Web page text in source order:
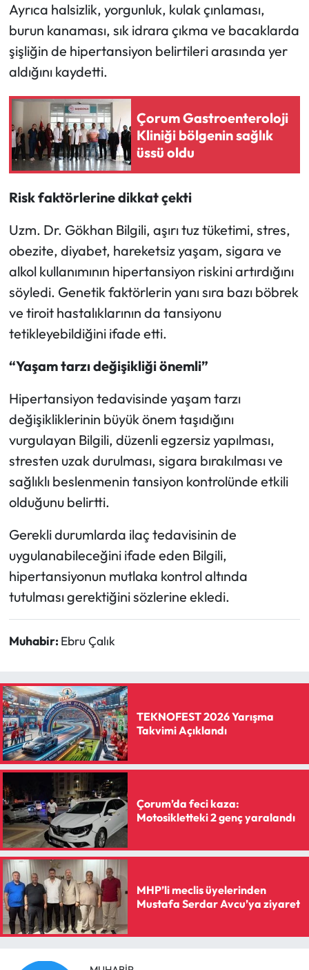
Ayrıca halsizlik, yorgunluk, kulak çınlaması,
burun kanaması, sık idrara çıkma ve bacaklarda
şişliğin de hipertansiyon belirtileri arasında yer
aldığını kaydetti.
Çorum Gastroenteroloji
Kliniği bölgenin sağlık
üssü oldu
Risk faktörlerine dikkat çekti
Uzm. Dr. Gökhan Bilgili, aşırı tuz tüketimi, stres,
obezite, diyabet, hareketsiz yaşam, sigara ve
alkol kullanımının hipertansiyon riskini artırdığını
söyledi. Genetik faktörlerin yanı sıra bazı böbrek
ve tiroit hastalıklarının da tansiyonu
tetikleyebildiğini ifade etti.
“Yaşam tarzı değişikliği önemli”
Hipertansiyon tedavisinde yaşam tarzı
değişikliklerinin büyük önem taşıdığını
vurgulayan Bilgili, düzenli egzersiz yapılması,
stresten uzak durulması, sigara bırakılması ve
sağlıklı beslenmenin tansiyon kontrolünde etkili
olduğunu belirtti.
Gerekli durumlarda ilaç tedavisinin de
uygulanabileceğini ifade eden Bilgili,
hipertansiyonun mutlaka kontrol altında
tutulması gerektiğini sözlerine ekledi.
Muhabir: Ebru Çalık
TEKNOFEST 2026 Yarışma
Takvimi Açıklandı
Çorum’da feci kaza:
Motosikletteki 2 genç yaralandı
MHP’li meclis üyelerinden
Mustafa Serdar Avcu’ya ziyaret
Sağlık
Siyaset
Spor
Sungurlu Haberleri
Turizm
Yaşam
Yayla Haber
Yemek Tarifleri
Yerel Haberler